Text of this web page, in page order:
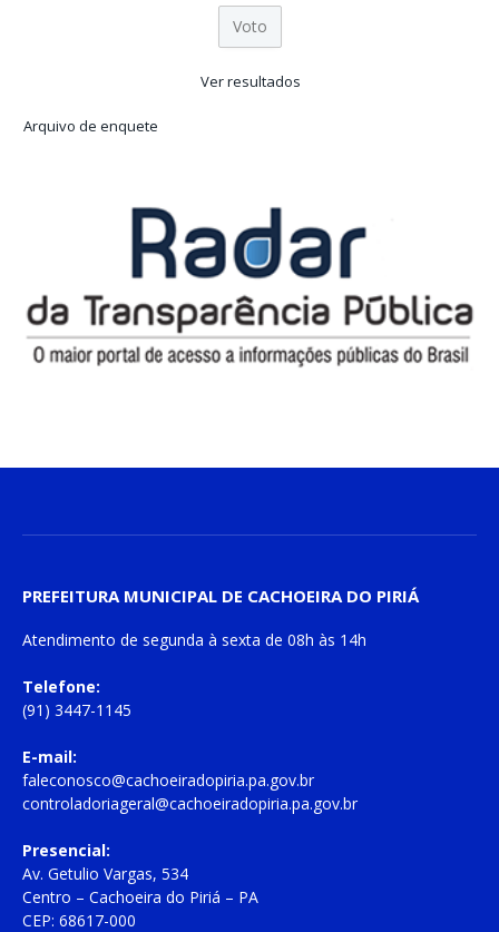
Ver resultados
Arquivo de enquete
PREFEITURA MUNICIPAL DE CACHOEIRA DO PIRIÁ
Atendimento de segunda à sexta de 08h às 14h
Telefone:
(91) 3447-1145
E-mail:
faleconosco@cachoeiradopiria.pa.gov.br
controladoriageral@cachoeiradopiria.pa.gov.br
Presencial:
Av. Getulio Vargas, 534
Centro – Cachoeira do Piriá – PA
CEP: 68617-000